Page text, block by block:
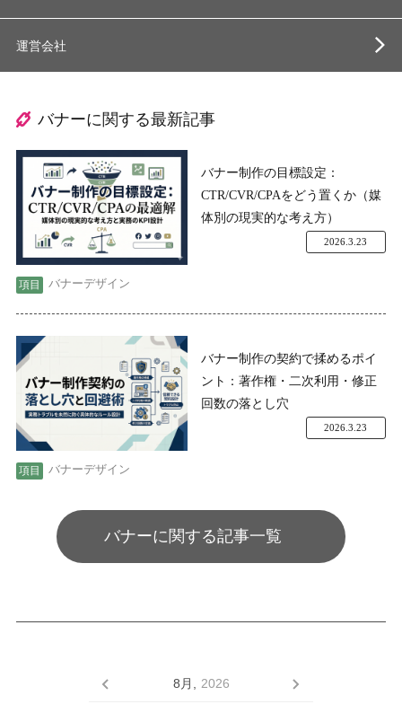
運営会社
バナーに関する最新記事
バナー制作の目標設定：
CTR/CVR/CPAをどう置くか（媒
体別の現実的な考え方）
バナーデザイン
2026.3.23
バナー制作の契約で揉めるポイ
ント：著作権・二次利用・修正
回数の落とし穴
バナーデザイン
2026.3.23
バナーに関する記事一覧
8月, 2026